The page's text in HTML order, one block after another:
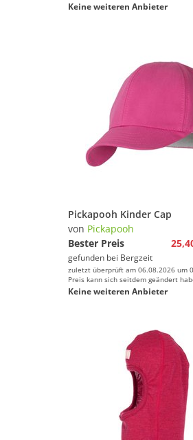
Keine weiteren Anbieter
Pickapooh Kinder Cap
von Pickapooh
Bester Preis
gefunden bei Bergzeit
zuletzt überprüft am 06.08.2026 um
Preis kann sich seitdem geändert
Keine weiteren Anbieter